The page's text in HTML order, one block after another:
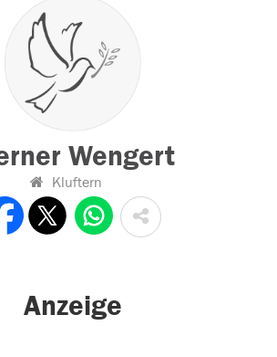
Wengert
Kluftern
Anzeige